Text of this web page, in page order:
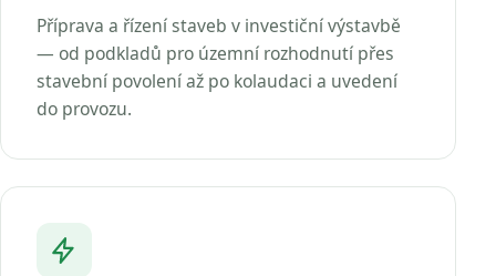
Příprava a řízení staveb v investiční výstavbě
— od podkladů pro územní rozhodnutí přes
stavební povolení až po kolaudaci a uvedení
do provozu.